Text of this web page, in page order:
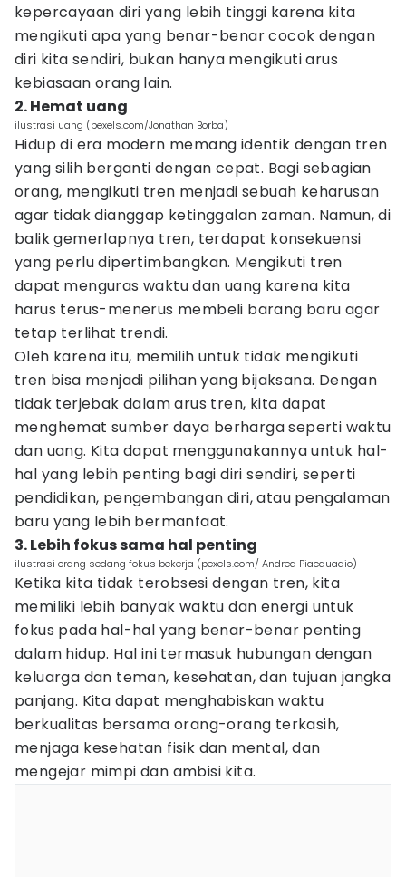
kepercayaan diri yang lebih tinggi karena kita
mengikuti apa yang benar-benar cocok dengan
diri kita sendiri, bukan hanya mengikuti arus
kebiasaan orang lain.
2. Hemat uang
ilustrasi uang (pexels.com/Jonathan Borba)
Hidup di era modern memang identik dengan tren
yang silih berganti dengan cepat. Bagi sebagian
orang, mengikuti tren menjadi sebuah keharusan
agar tidak dianggap ketinggalan zaman. Namun, di
balik gemerlapnya tren, terdapat konsekuensi
yang perlu dipertimbangkan. Mengikuti tren
dapat menguras waktu dan uang karena kita
harus terus-menerus membeli barang baru agar
tetap terlihat trendi.
Oleh karena itu, memilih untuk tidak mengikuti
tren bisa menjadi pilihan yang bijaksana. Dengan
tidak terjebak dalam arus tren, kita dapat
menghemat sumber daya berharga seperti waktu
dan uang. Kita dapat menggunakannya untuk hal-
hal yang lebih penting bagi diri sendiri, seperti
pendidikan, pengembangan diri, atau pengalaman
baru yang lebih bermanfaat.
3. Lebih fokus sama hal penting
ilustrasi orang sedang fokus bekerja (pexels.com/ Andrea Piacquadio)
Ketika kita tidak terobsesi dengan tren, kita
memiliki lebih banyak waktu dan energi untuk
fokus pada hal-hal yang benar-benar penting
dalam hidup. Hal ini termasuk hubungan dengan
keluarga dan teman, kesehatan, dan tujuan jangka
panjang. Kita dapat menghabiskan waktu
berkualitas bersama orang-orang terkasih,
menjaga kesehatan fisik dan mental, dan
mengejar mimpi dan ambisi kita.